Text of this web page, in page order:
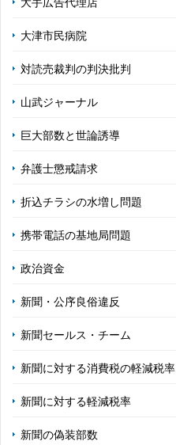
大津市民病院
対読売裁判の判決批判
山武ジャーナル
巨大部数と世論誘導
弁護士懲戒請求
折込チラシの水増し問題
携帯電話の基地局問題
政治資金
新聞・公序良俗違反
新聞セールス・チーム
新聞に対する消費税の軽減税率
新聞に対する軽減税率
新聞の偽装部数